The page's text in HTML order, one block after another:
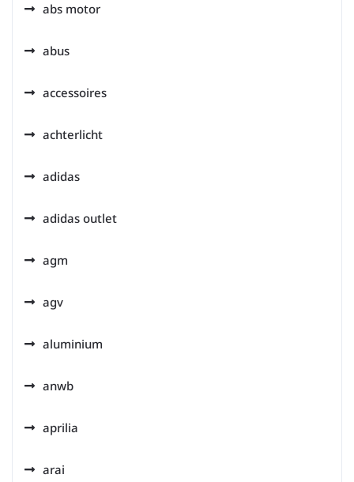
abs motor
abus
accessoires
achterlicht
adidas
adidas outlet
agm
agv
aluminium
anwb
aprilia
arai